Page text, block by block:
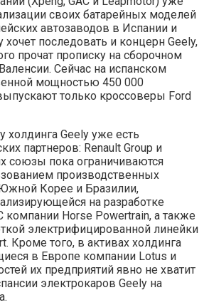
своих батарейных моделей
автозаводов в Испании и
последовать и концерн Geely,
прочат прописку на сборочном
Сейчас на испанском
мощностью 450 000
только кроссоверы Ford
холдинга Geely уже есть
партнеров: Renault Group и
союзы пока ограничиваются
производственных
Корее и Бразилии,
на разработке
Horse Powertrain, а также
электрифицированной линейки
Кроме того, в активах холдинга
в Европе компании Lotus и
их предприятий явно не хватит
электрокаров Geely на